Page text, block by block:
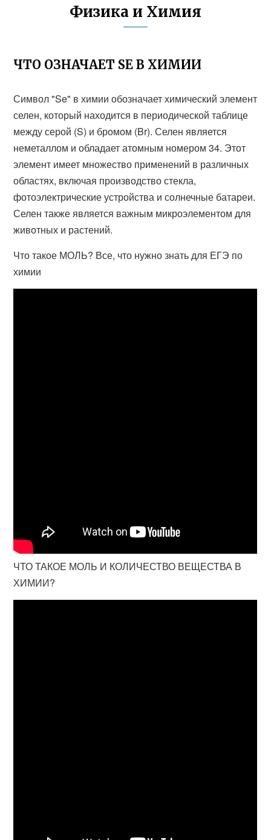
Физика и Химия
ЧТО ОЗНАЧАЕТ SE В ХИМИИ
Символ "Se" в химии обозначает химический элемент
селен, который находится в периодической таблице
между серой (S) и бромом (Br). Селен является
неметаллом и обладает атомным номером 34. Этот
элемент имеет множество применений в различных
областях, включая производство стекла,
фотоэлектрические устройства и солнечные батареи.
Селен также является важным микроэлементом для
животных и растений.
Что такое МОЛЬ? Все, что нужно знать для ЕГЭ по
химии
ЧТО ТАКОЕ МОЛЬ И КОЛИЧЕСТВО ВЕЩЕСТВА В
ХИМИИ?